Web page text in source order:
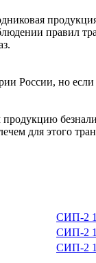
правил
России, но
для этого
СИП-2
СИП-2
СИП-2